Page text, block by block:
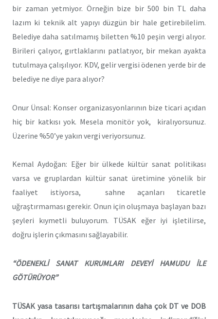
bir zaman yetmiyor. Örneğin bize bir 500 bin TL daha
lazım ki teknik alt yapıyı düzgün bir hale getirebilelim.
Belediye daha satılmamış biletten %10 peşin vergi alıyor.
Birileri çalıyor, gırtlaklarını patlatıyor, bir mekan ayakta
tutulmaya çalışılıyor. KDV, gelir vergisi ödenen yerde bir de
belediye ne diye para alıyor?
Onur Ünsal: Konser organizasyonlarının bize ticari açıdan
hiç bir katkısı yok. Mesela monitör yok, kiralıyorsunuz.
Üzerine %50’ye yakın vergi veriyorsunuz.
Kemal Aydoğan: Eğer bir ülkede kültür sanat politikası
varsa ve gruplardan kültür sanat üretimine yönelik bir
faaliyet istiyorsa, sahne açanları ticaretle
uğraştırmaması gerekir. Onun için oluşmaya başlayan bazı
şeyleri kıymetli buluyorum. TÜSAK eğer iyi işletilirse,
doğru işlerin çıkmasını sağlayabilir.
“ÖDENEKLİ SANAT KURUMLARI DEVEYİ HAMUDU İLE
GÖTÜRÜYOR”
TÜSAK yasa tasarısı tartışmalarının daha çok DT ve DOB